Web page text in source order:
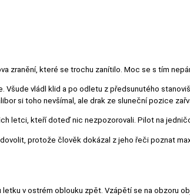
zranění, které se trochu zanítilo. Moc se s tím
Všude vládl klid a po odletu z předsunutého
si toho nevšímal, ale drak ze sluneční pozice
letci, kteří doteď nic nezpozorovali. Pilot na
protože člověk dokázal z jeho řeči poznat
v ostrém oblouku zpět. Vzápětí se na obzoru